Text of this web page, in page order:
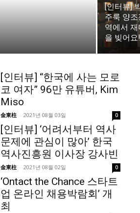
[인터뷰]
주룩 양
역에서
을 빚어요
[인터뷰] “한국에 사는 모로
코 여자” 96만 유튜버, Kim
Miso
金東柱 - 2021년 08월 03일 0
[인터뷰] ‘어려서부터 역사
문제에 관심이 많아’ 한국
역사진흥원 이사장 강사빈
金東柱 - 2021년 08월 02일 0
‘Ontact the Chance 스타트
업 온라인 채용박람회’ 개
최